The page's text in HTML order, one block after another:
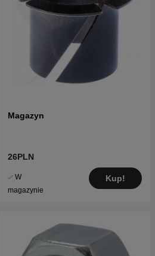
Magazyn
26PLN
W
magazynie
Kup!